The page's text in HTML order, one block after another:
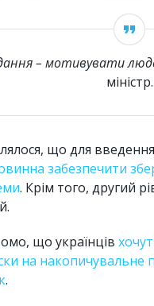
– мотивувати
міністр.
що для
забезпечити
. Крім того, другий
що українців
на накопичувальне
.